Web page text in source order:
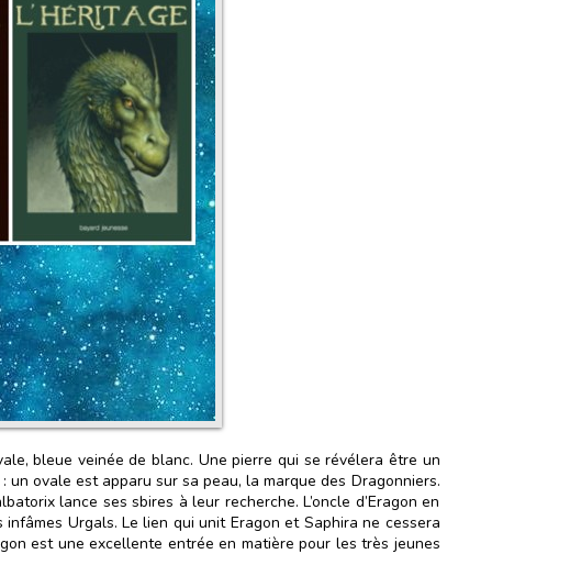
bleue veinée de blanc. Une pierre qui se révélera être un
un ovale est apparu sur sa peau, la marque des Dragonniers.
lance ses sbires à leur recherche. L’oncle d’Eragon en
Urgals. Le lien qui unit Eragon et Saphira ne cessera
est une excellente entrée en matière pour les très jeunes